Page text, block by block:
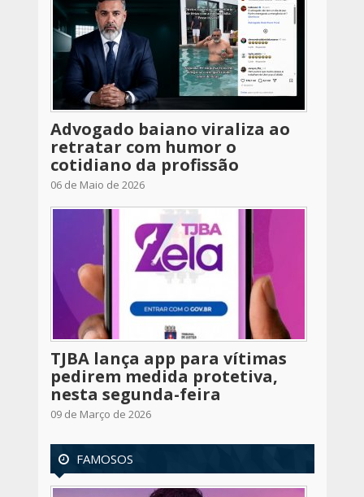
Advogado baiano viraliza ao
retratar com humor o
cotidiano da profissão
06 de Maio de 2026
TJBA lança app para vítimas
pedirem medida protetiva,
nesta segunda-feira
09 de Março de 2026
FAMOSOS